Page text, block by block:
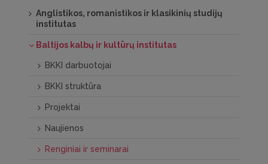
Anglistikos, romanistikos ir klasikinių studijų
institutas
Baltijos kalbų ir kultūrų institutas
BKKI darbuotojai
BKKI struktūra
Projektai
Naujienos
Renginiai ir seminarai